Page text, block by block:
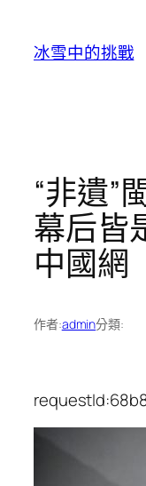
冰雪中的挑戰
“非遺”
幕后皆
中國網
作者:admin分類: